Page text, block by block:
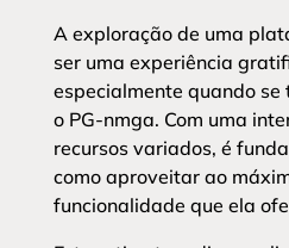
A exploração de uma
ser uma experiência
especialmente quando
o PG-nmga. Com uma
recursos variados, é
como aproveitar ao
funcionalidade que ela